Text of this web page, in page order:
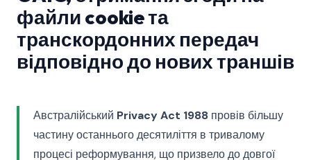
файли cookie та
транскордонних передач
відповідно до нових траншів
Австралійський Privacy Act 1988 провів більшу
частину останнього десятиліття в тривалому
процесі реформування, що призвело до довгої